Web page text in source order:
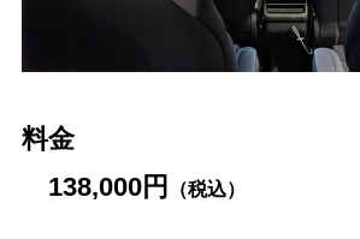
料金
138,000円
（税込）